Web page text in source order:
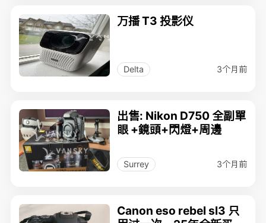
万播 T3 投影仪
Delta 3个月前
出售: Nikon D750 全副單
眼 +鏡頭+閃燈+周邊
Surrey 3个月前
Canon eso rebel sl3 只